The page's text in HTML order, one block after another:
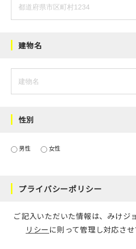
建物名
性別
男性 女性
プライバシーポリシー
ご記入いただいた情報は、みけジ
リシー に則って管理し対応させ